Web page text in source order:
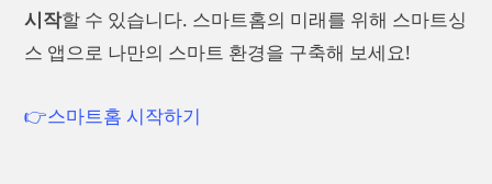
시작할 수 있습니다. 스마트홈의 미래를 위해 스마트싱
스 앱으로 나만의 스마트 환경을 구축해 보세요!
👉스마트홈 시작하기